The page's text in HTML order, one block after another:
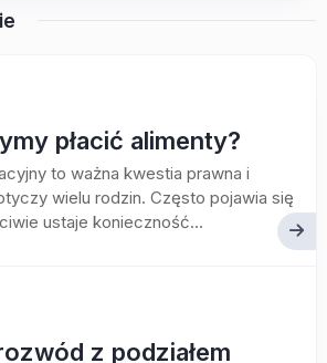
płacić alimenty?
to ważna kwestia prawna i
wielu rodzin. Często pojawia się
ustaje konieczność...
z podziałem